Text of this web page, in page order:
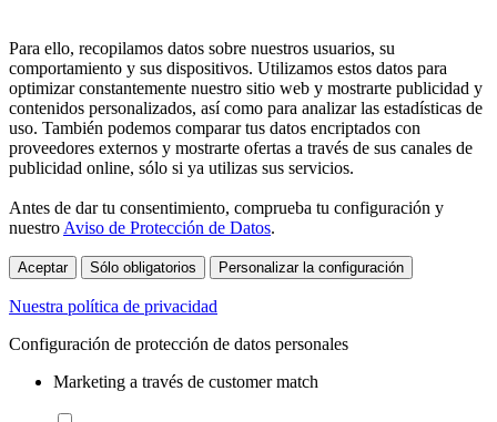
Para ello, recopilamos datos sobre nuestros usuarios, su
comportamiento y sus dispositivos. Utilizamos estos datos para
optimizar constantemente nuestro sitio web y mostrarte publicidad y
contenidos personalizados, así como para analizar las estadísticas de
uso. También podemos comparar tus datos encriptados con
proveedores externos y mostrarte ofertas a través de sus canales de
publicidad online, sólo si ya utilizas sus servicios.
Antes de dar tu consentimiento, comprueba tu configuración y
nuestro Aviso de Protección de Datos.
Aceptar Sólo obligatorios Personalizar la configuración
Nuestra política de privacidad
Configuración de protección de datos personales
Marketing a través de customer match